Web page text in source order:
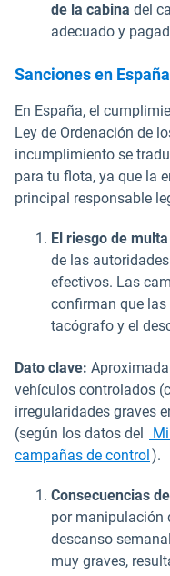
de la cabina del
adecuado y
Sanciones en
En España, el
Ley de Ordenación de
incumplimiento se
para tu flota, ya que la
principal responsable
El riesgo de
de las
efectivos. Las
confirman que
tacógrafo y el
Dato clave:
vehículos controlados
irregularidades graves
(según los datos del
campañas de control ).
Consecuencias
por manipulación
descanso
muy graves,